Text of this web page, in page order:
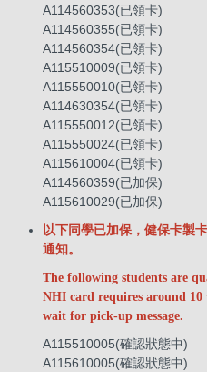
A114560353(已領卡)
A114560355(已領卡)
A114560354(已領卡)
A115510009(已領卡)
A115550010(已領卡)
A114630354(已領卡)
A115550012(已領卡)
A115550024(已領卡)
A115610004(已領卡)
A114560359(已加保)
A115610029(已加保)
以下同學已加保，健保卡製
通知。
The following students are
NHI card requires around 10
wait for pick-up message.
A115510005(確認狀態中)
A115610005(確認狀態中)